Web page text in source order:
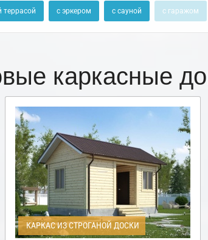
террасой с эркером с сауной с гаражом
каркасные
КАРКАС ИЗ СТРОГАНОЙ ДОСКИ